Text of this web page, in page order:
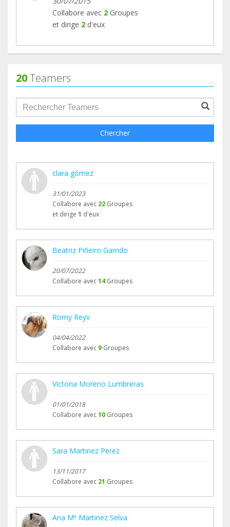
Collabore avec 2 Groupes
et dirige 2 d'eux
20Teamers
groupProfile.searchForm.search.text???
Chercher
clara gómez
31/01/2023
Collabore avec 22 Groupes
et dirige 1 d'eux
Beatriz Piñeiro Garrido
20/07/2022
Collabore avec14 Groupes
Romy Reyv
04/04/2022
Collabore avec 9 Groupes
Victoria Moreno Lumbreras
01/01/2018
Collabore avec10 Groupes
Sara Martinez Perez
13/11/2017
Collabore avec 21 Groupes
Ana Mª Martinez Selva